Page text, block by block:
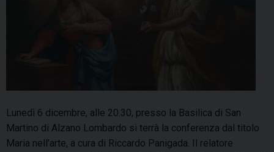
Lunedì 6 dicembre, alle 20.30, presso la Basilica di San
Martino di Alzano Lombardo si terrà la conferenza dal titolo
Maria nell’arte, a cura di Riccardo Panigada. Il relatore